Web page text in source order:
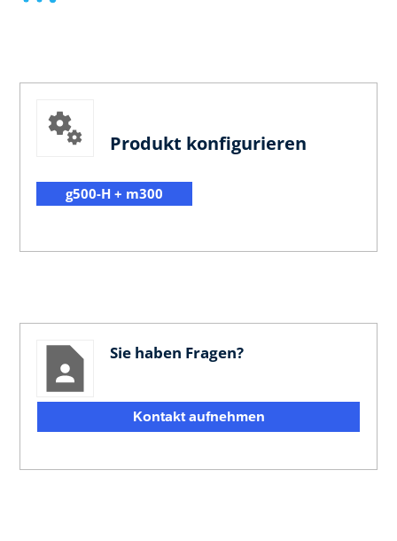
Produkt konfigurieren
g500-H + m300
Sie haben Fragen?
Kontakt aufnehmen